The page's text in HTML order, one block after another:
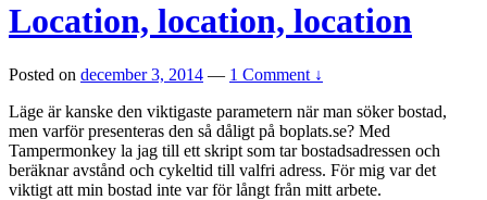
Location, location, location
Posted on december 3, 2014 — 1 Comment ↓
Läge är kanske den viktigaste parametern när man söker bostad,
men varför presenteras den så dåligt på boplats.se? Med
Tampermonkey la jag till ett skript som tar bostadsadressen och
beräknar avstånd och cykeltid till valfri adress. För mig var det
viktigt att min bostad inte var för långt från mitt arbete.